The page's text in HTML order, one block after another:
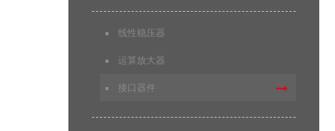
线性稳压器
运算放大器
接口器件